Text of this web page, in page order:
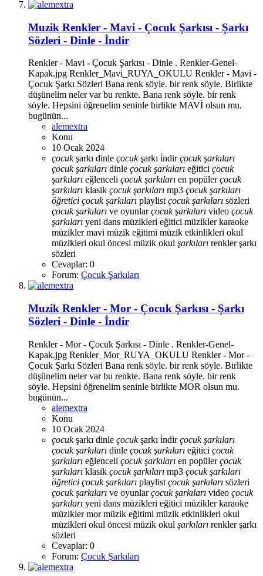
Muzik Renkler - Mavi - Çocuk Şarkısı - Şarkı
Sözleri - Dinle - İndir
Renkler - Mavi - Çocuk Şarkısı - Dinle . Renkler-Genel-
Kapak.jpg Renkler_Mavi_RUYA_OKULU Renkler - Mavi -
Çocuk Şarkı Sözleri Bana renk söyle. bir renk söyle. Birlikte
düşünelim neler var bu renkte. Bana renk söyle. bir renk
söyle. Hepsini öğrenelim seninle birlikte MAVİ olsun mu.
bugünün...
alemextra
Konu
10 Ocak 2024
çocukşarkı dinle çocukşarkı i̇ndirçocuk şarkıları
çocuk şarkıları dinle çocuk şarkıları eğitici çocuk
şarkıları eğlenceli çocuk şarkıları en popülerçocuk
şarkıları klasik çocuk şarkıları mp3 çocuk şarkıları
öğretici çocuk şarkıları playlistçocuk şarkıları sözleri
çocuk şarkıları ve oyunlarçocuk şarkıları video çocuk
şarkıları yeni dans müzikleri eğitici müziklerkaraoke
müziklermavi müzik eğitimi müzik etkinlikleri okul
müzikleri okul öncesi müzik okul şarkıları renklerşarkı
sözleri
Cevaplar: 0
Forum: Çocuk Şarkıları
Muzik Renkler - Mor - Çocuk Şarkısı - Şarkı
Sözleri - Dinle - İndir
Renkler - Mor - Çocuk Şarkısı - Dinle . Renkler-Genel-
Kapak.jpg Renkler_Mor_RUYA_OKULU Renkler - Mor -
Çocuk Şarkı Sözleri Bana renk söyle. bir renk söyle. Birlikte
düşünelim neler var bu renkte. Bana renk söyle. bir renk
söyle. Hepsini öğrenelim seninle birlikte MOR olsun mu.
bugünün...
alemextra
Konu
10 Ocak 2024
çocukşarkı dinle çocukşarkı i̇ndirçocuk şarkıları
çocuk şarkıları dinle çocuk şarkıları eğitici çocuk
şarkıları eğlenceli çocuk şarkıları en popülerçocuk
şarkıları klasik çocuk şarkıları mp3 çocuk şarkıları
öğretici çocuk şarkıları playlist çocuk şarkıları sözleri
çocuk şarkıları ve oyunlarçocuk şarkıları video çocuk
şarkıları yeni dans müzikleri eğitici müziklerkaraoke
müziklermormüzik eğitimi müzik etkinlikleri okul
müzikleri okul öncesi müzik okul şarkıları renklerşarkı
sözleri
Cevaplar: 0
Forum: Çocuk Şarkıları